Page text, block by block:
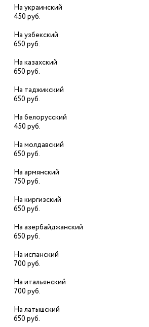
На украинский
450 руб.
На узбекский
650 руб.
На казахский
650 руб.
На таджикский
650 руб.
На белорусский
450 руб.
На молдавский
650 руб.
На армянский
750 руб.
На киргизский
650 руб.
На азербайджанский
650 руб.
На испанский
700 руб.
На итальянский
700 руб.
На латышский
650 руб.